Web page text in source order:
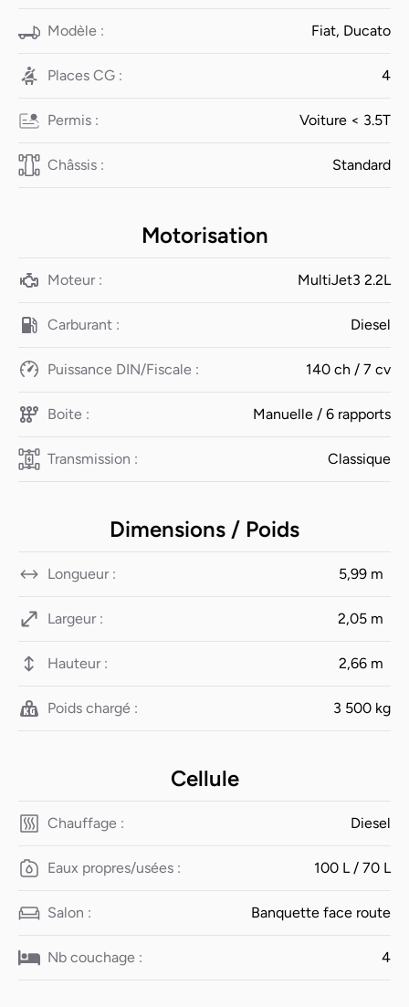
Modèle : Fiat, Ducato
Places CG : 4
Permis : Voiture < 3.5T
Châssis : Standard
Motorisation
Moteur : MultiJet3 2.2L
Carburant : Diesel
Puissance DIN/Fiscale : 140 ch / 7 cv
Boite : Manuelle / 6 rapports
Transmission : Classique
Dimensions / Poids
Longueur : 5,99 m
Largeur : 2,05 m
Hauteur : 2,66 m
Poids chargé : 3 500 kg
Cellule
Chauffage : Diesel
Eaux propres/usées : 100 L / 70 L
Salon : Banquette face route
Nb couchage : 4